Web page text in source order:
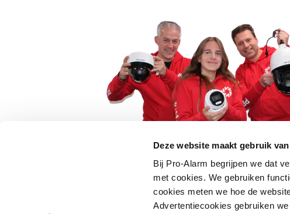
Deze website maakt gebruik
Bij Pro-Alarm begrijpen we dat
met cookies. We gebruiken
cookies meten we hoe de
Advertentiecookies gebruiken
5 euro korting op je
Schrijf je direct in voor onze